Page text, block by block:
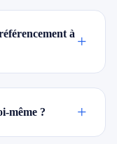
à +
même ? +